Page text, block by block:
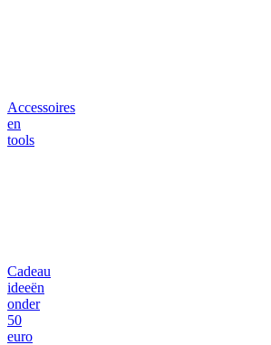
Accessoires
en
tools
Cadeau
ideeën
onder
50
euro